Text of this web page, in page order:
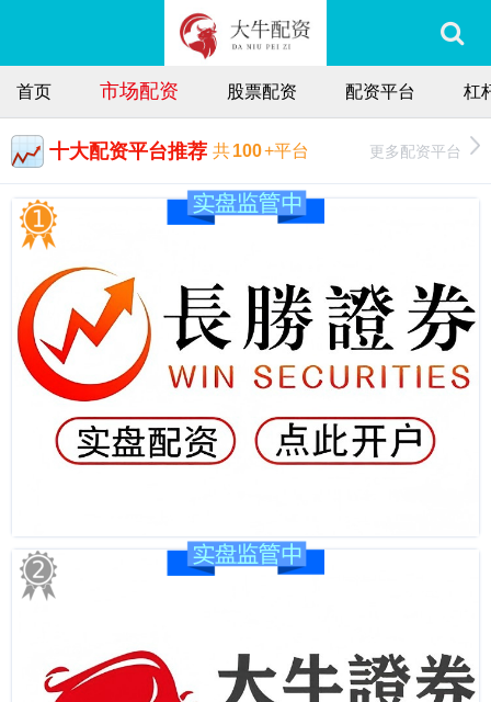
首页 市场配资 股票配资 配资平台 杠
十大配资平台推荐 共100+平台 更多配资平台